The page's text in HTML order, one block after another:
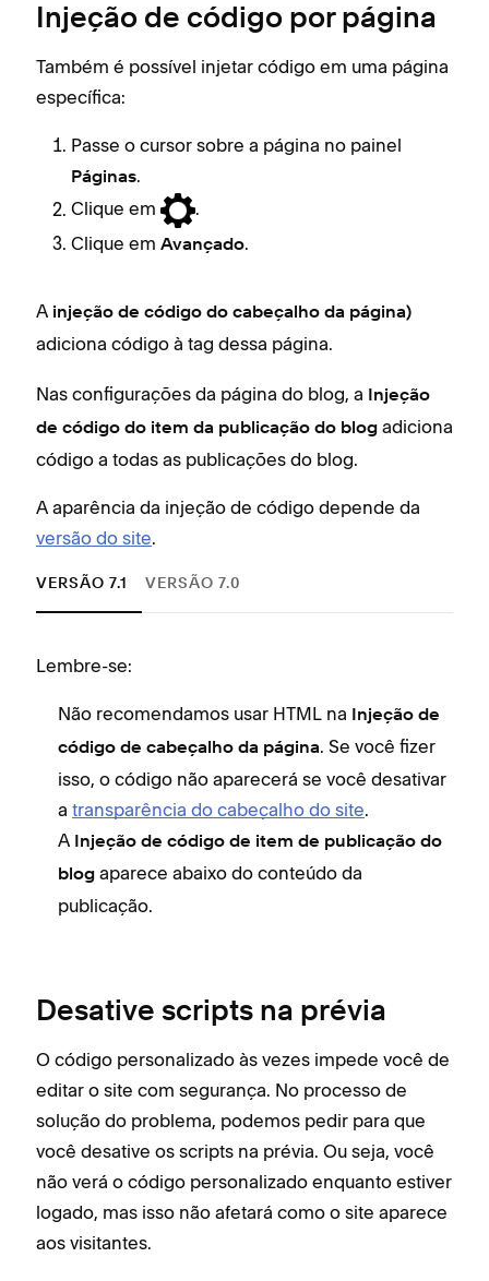
Injeção de código por página
Também é possível injetar código em uma página
específica:
Passe o cursor sobre a página no painel
Páginas.
Clique em
.
Clique em Avançado.
A injeção de código do cabeçalho da página)
adiciona código à tag dessa página.
Nas configurações da página do blog, a Injeção
de código do item da publicação do blog adiciona
código a todas as publicações do blog.
A aparência da injeção de código depende da
versão do site.
VERSÃO 7.1 VERSÃO 7.0
Lembre-se:
Não recomendamos usar HTML na Injeção de
código de cabeçalho da página. Se você fizer
isso, o código não aparecerá se você desativar
a transparência do cabeçalho do site.
A Injeção de código de item de publicação do
blog aparece abaixo do conteúdo da
publicação.
Desative scripts na prévia
O código personalizado às vezes impede você de
editar o site com segurança. No processo de
solução do problema, podemos pedir para que
você desative os scripts na prévia. Ou seja, você
não verá o código personalizado enquanto estiver
logado, mas isso não afetará como o site aparece
aos visitantes.